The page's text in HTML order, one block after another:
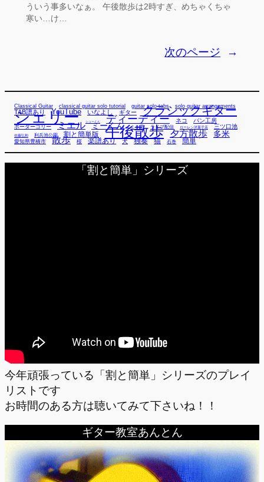
ういう事多いなぁ。 午後散歩は2時すぎ、めちゃくちゃ
寒い…け…
次のページ →
Classical Guitar classical guitar solo tutorial guitar solo tabs solo guitar arrangements
TAB譜あり YouTube いなよし ギター クラシックギター
シェリー シューくん ディーディー ネコ パン工房
ボーダーコリー ミエル ミーくん ミー君 ライブ配信 ローレン洋菓子店 三ツ口池
佐藤弘和 利兵池公園 割と簡単版 午後散歩 夕方散歩 多米
愛知県豊橋市 散歩 桜 楽譜あり 犬 独奏 猫 石巻 簡単
「割と簡単」シリーズ
今年頑張っている「割と簡単」シリーズのプレイ
リストです
お時間のある方は聴いてみて下さいね！！
ギター教室あんとん